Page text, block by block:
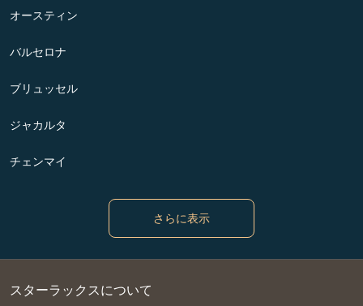
オースティン
バルセロナ
ブリュッセル
ジャカルタ
チェンマイ
さらに表示
スターラックスについて